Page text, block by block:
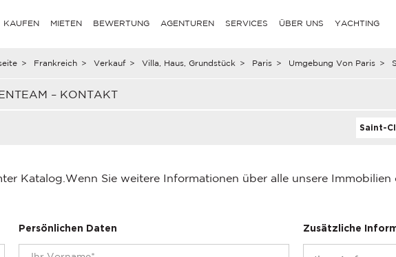
KAUFEN MIETEN BEWERTUNG AGENTUREN SERVICES ÜBER UNS YACHTING
> Frankreich > Verkauf > Villa, Haus, Grundstück > Paris > Umgebung Von Paris >
– KONTAKT
Saint-
Katalog. Wenn Sie weitere Informationen über alle unsere
Persönlichen Daten Zusätzliche